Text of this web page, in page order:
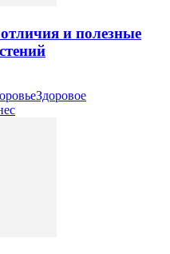
и полезные
Здоровое